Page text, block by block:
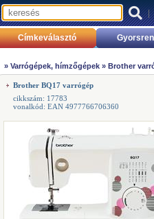
|
Címkeválasztó
» Varrógépek, hímzőgépek » Brother
Brother BQ17 varrógép
cikkszám: 17783
vonalkód: EAN 4977766706360